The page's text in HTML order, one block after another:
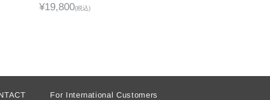
¥19,800(税込)
For International Customers